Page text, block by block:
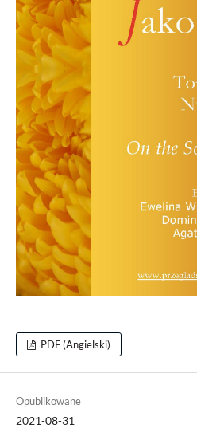
PDF (Angielski)
Opublikowane
2021-08-31